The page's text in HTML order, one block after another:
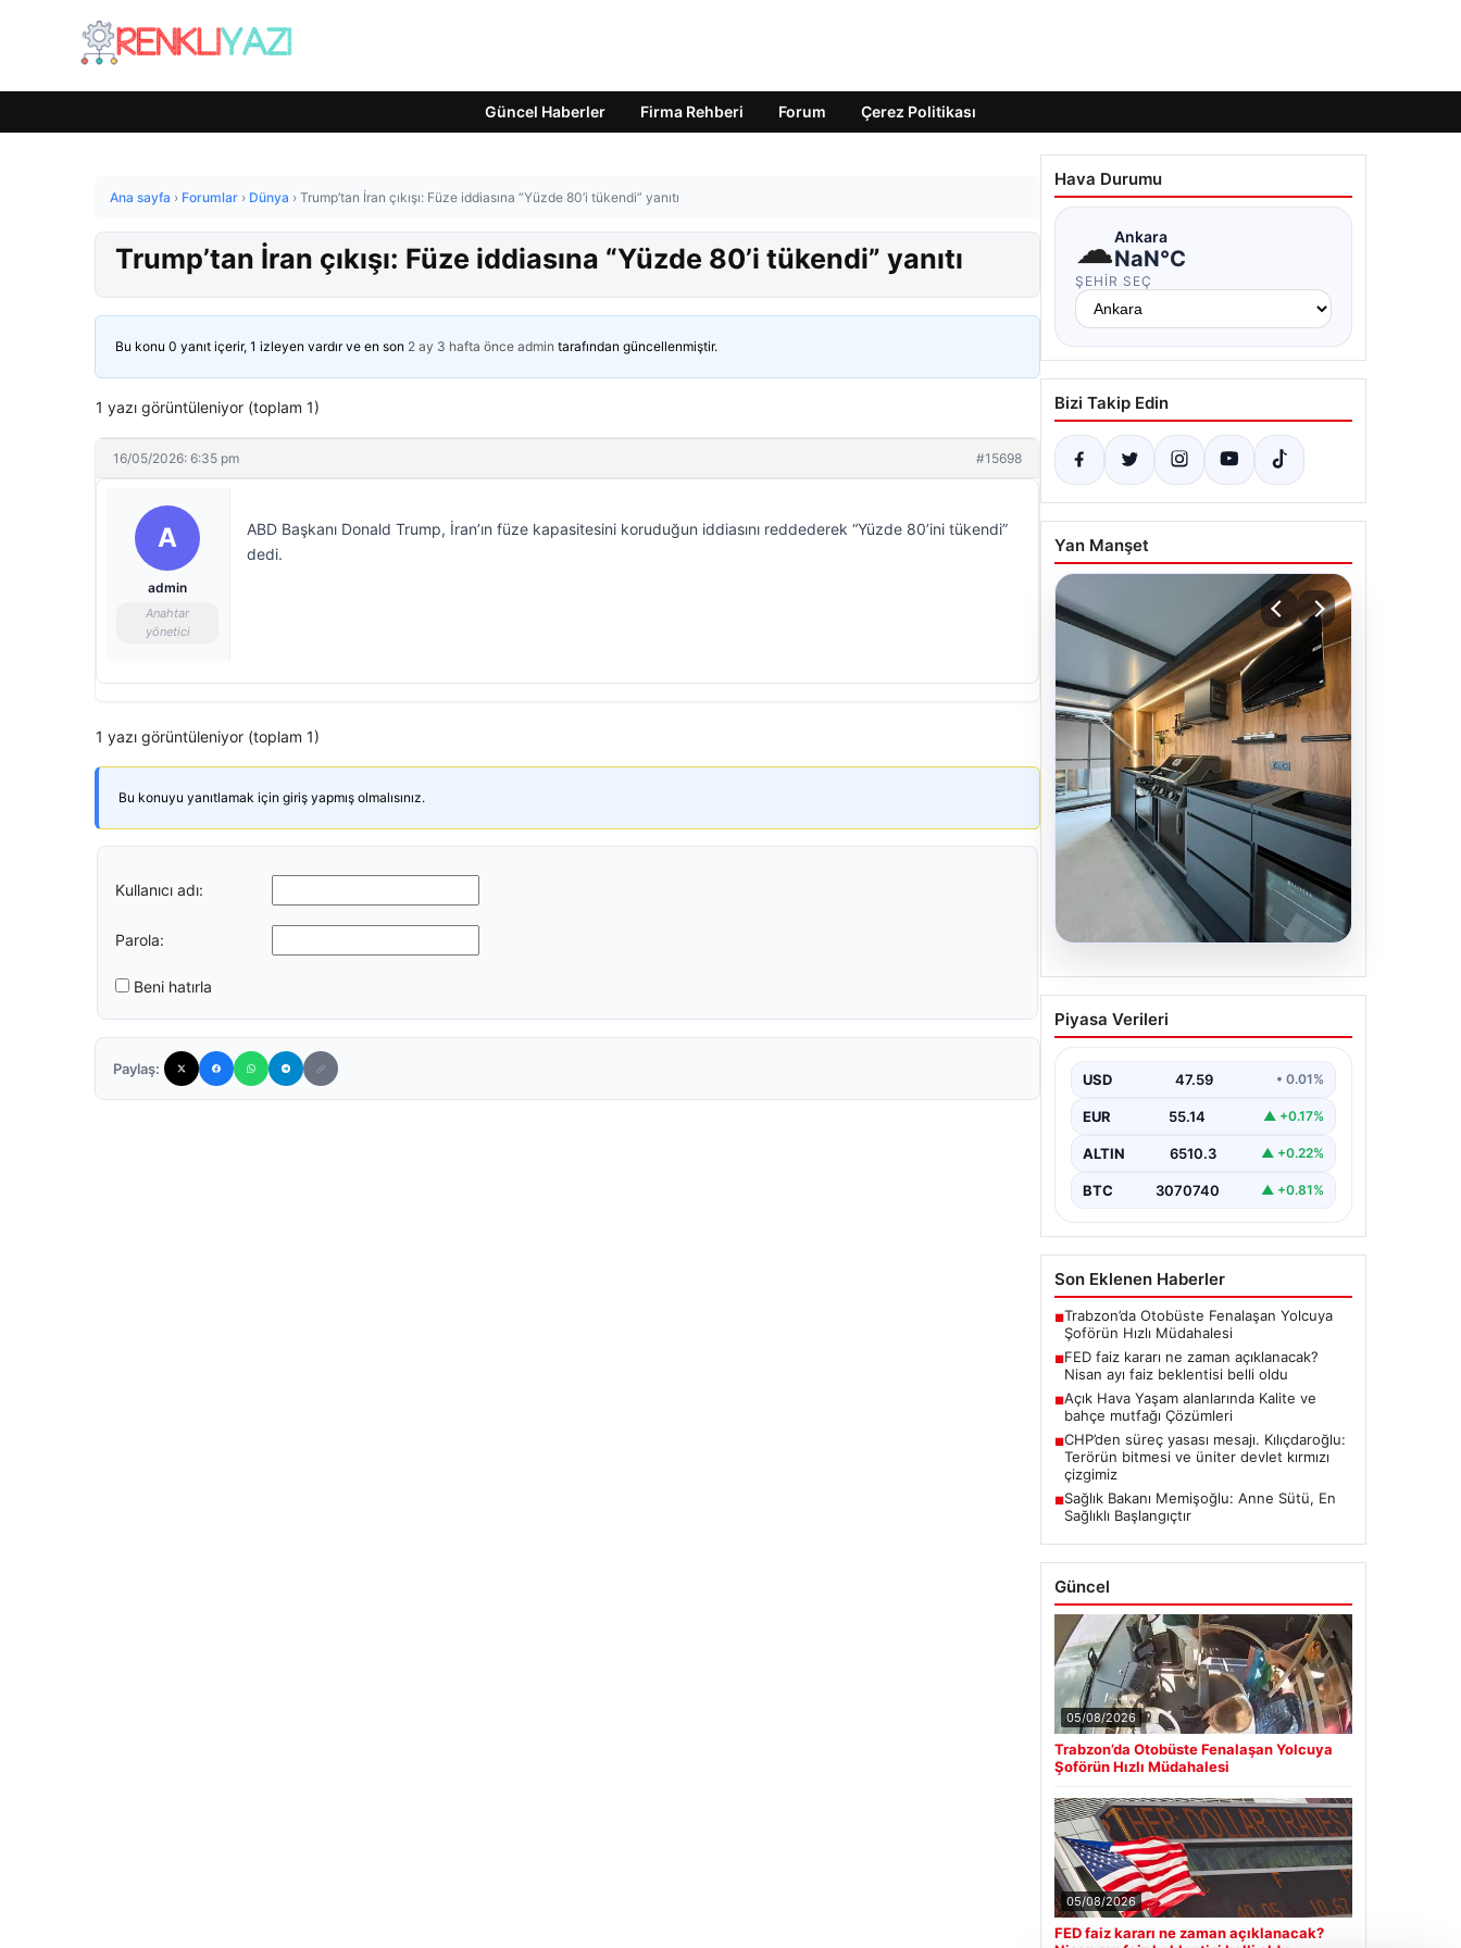
Güncel Haberler Firma Rehberi Forum Çerez Politikası
Ana sayfa › Forumlar › Dünya › Trump’tan İran çıkışı: Füze iddiasına “Yüzde 80’i tükendi” yanıtı
Trump’tan İran çıkışı: Füze iddiasına “Yüzde 80’i tükendi” yanıtı
Bu konu 0 yanıt içerir, 1 izleyen vardır ve en son 2 ay 3 hafta önce admin tarafından güncellenmiştir.
1 yazı görüntüleniyor (toplam 1)
16/05/2026: 6:35 pm #15698
A
admin
Anahtar
yönetici
ABD Başkanı Donald Trump, İran’ın füze kapasitesini koruduğun iddiasını reddederek “Yüzde 80’ini tükendi”
dedi.
1 yazı görüntüleniyor (toplam 1)
Bu konuyu yanıtlamak için giriş yapmış olmalısınız.
Kullanıcı adı:
Parola:
Beni hatırla
Paylaş:
Hava Durumu
☁Ankara
NaN°C
ŞEHIR SEÇ
Bizi Takip Edin
Yan Manşet
Açık Hava Yaşam
alanlarında Kalite ve
Günümüzde bahçe sosyal alanlar,
parçası haline gelmiştir. Doğayla
Piyasa Verileri
USD 47.59 • 0.01%
EUR 55.14 ▲ +0.17%
ALTIN 6510.3 ▲ +0.22%
BTC 3070740 ▲ +0.81%
Son Eklenen Haberler
■Trabzon’da Otobüste Fenalaşan Yolcuya
Şoförün Hızlı Müdahalesi
■FED faiz kararı ne zaman açıklanacak?
Nisan ayı faiz beklentisi belli oldu
■Açık Hava Yaşam alanlarında Kalite ve
bahçe mutfağı Çözümleri
■CHP’den süreç yasası mesajı. Kılıçdaroğlu:
Terörün bitmesi ve üniter devlet kırmızı
çizgimiz
■Sağlık Bakanı Memişoğlu: Anne Sütü, En
Sağlıklı Başlangıçtır
Güncel
05/08/2026
Trabzon’da Otobüste Fenalaşan Yolcuya
Şoförün Hızlı Müdahalesi
05/08/2026
FED faiz kararı ne zaman açıklanacak?